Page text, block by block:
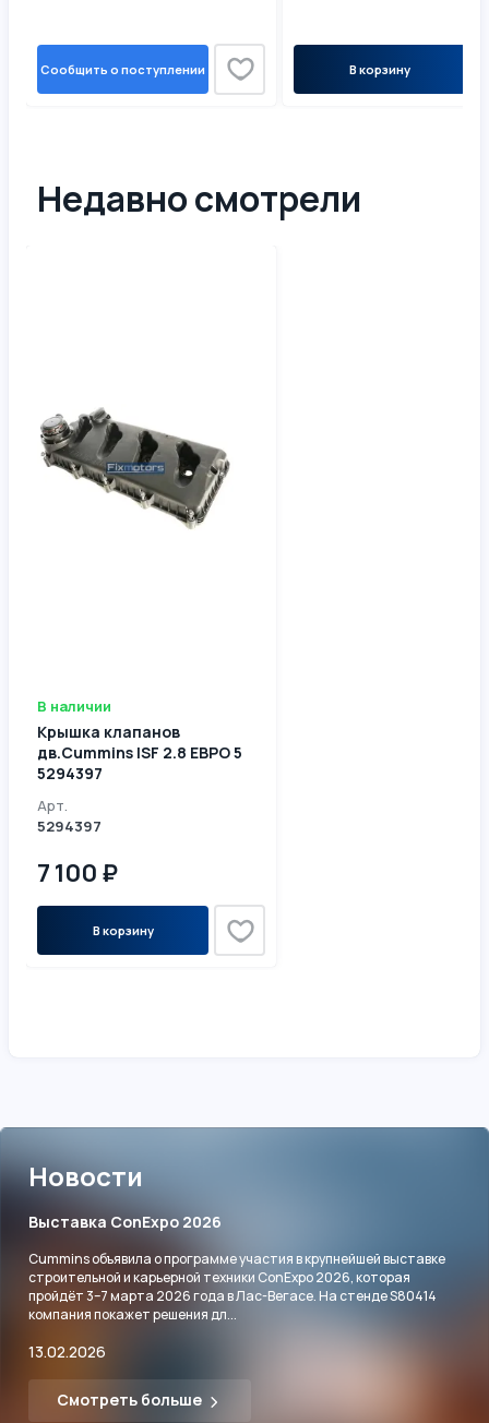
Сообщить о поступлении В корзину
Недавно смотрели
В наличии
Крышка клапанов
дв.Cummins ISF 2.8 ЕВРО 5
5294397
Арт.
5294397
7 100 ₽
В корзину
Новости
Выставка ConExpo 2026
Cummins объявила о программе участия в крупнейшей выставке
строительной и карьерной техники ConExpo 2026, которая
пройдёт 3–7 марта 2026 года в Лас-Вегасе. На стенде S80414
компания покажет решения дл...
13.02.2026
Смотреть больше